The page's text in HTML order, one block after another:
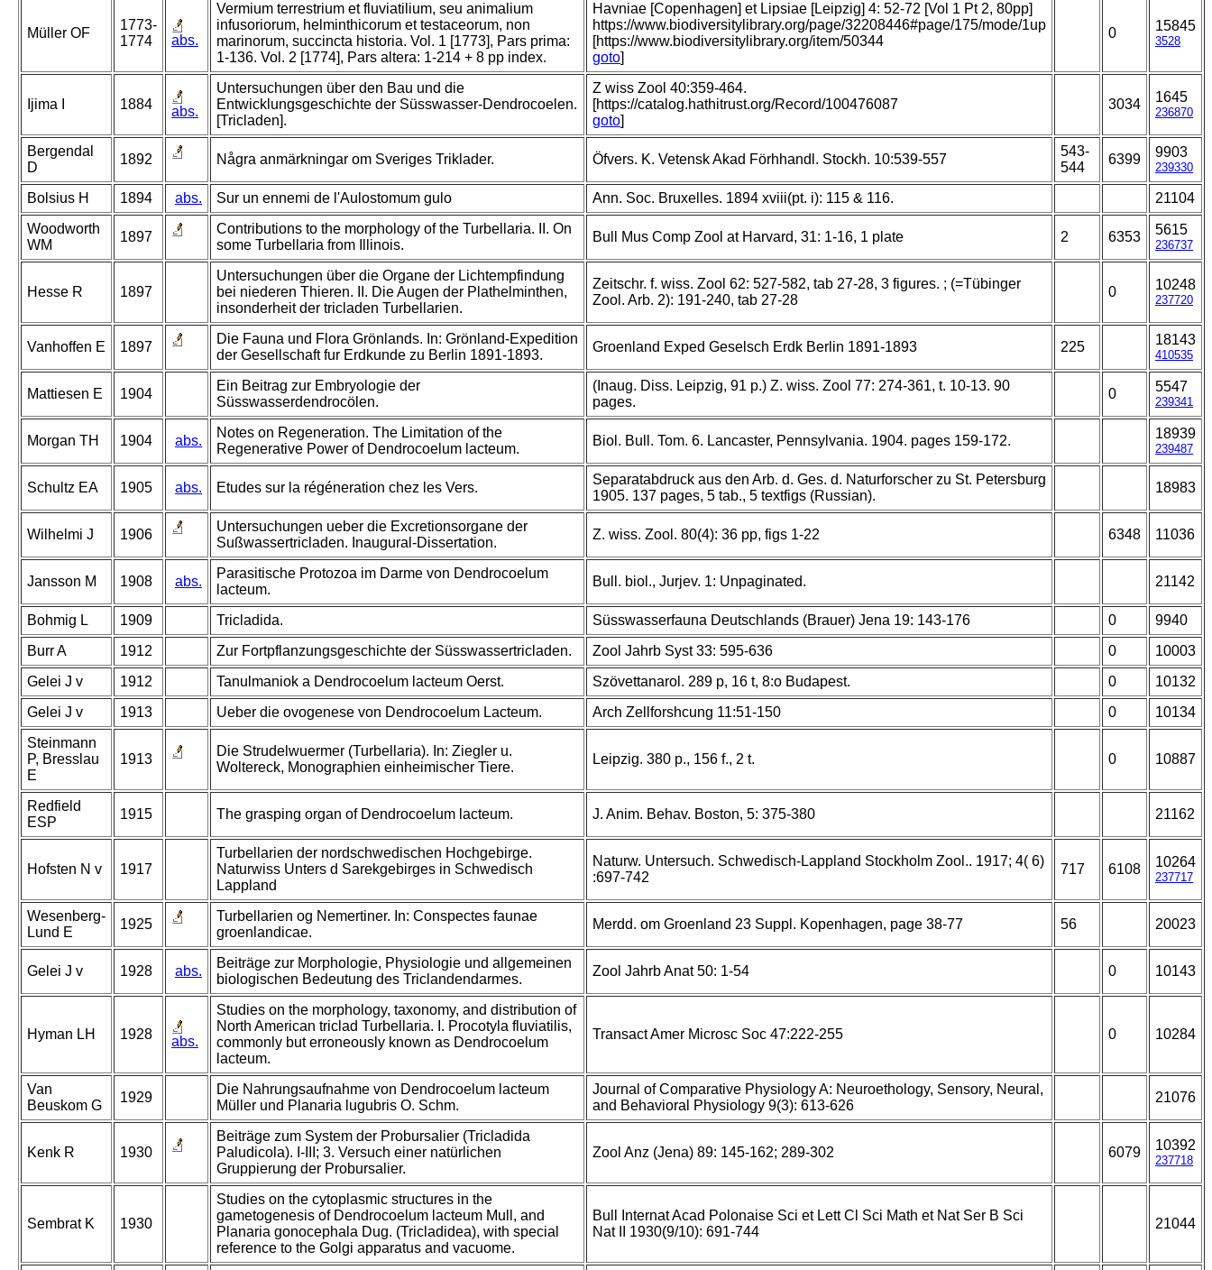
Müller OF
1773-
1774
abs.
Vermium terrestrium et fluviatilium, seu animalium
infusoriorum, helminthicorum et testaceorum, non
marinorum, succincta historia. Vol. 1 [1773], Pars prima:
1-136. Vol. 2 [1774], Pars altera: 1-214 + 8 pp index.
Havniae [Copenhagen] et Lipsiae [Leipzig] 4: 52-72 [Vol 1 Pt 2, 80pp]
https://www.biodiversitylibrary.org/page/32208446#page/175/mode/1up
[https://www.biodiversitylibrary.org/item/50344
goto]
0 15845
3528
Ijima I 1884 abs.
Untersuchungen über den Bau und die
Entwicklungsgeschichte der Süsswasser-Dendrocoelen.
[Tricladen].
Z wiss Zool 40:359-464.
[https://catalog.hathitrust.org/Record/100476087
goto]
3034 1645
236870
Bergendal
D
1892 Några anmärkningar om Sveriges Triklader. Öfvers. K. Vetensk Akad Förhhandl. Stockh. 10:539-557
543-
544
6399 9903
239330
Bolsius H 1894 abs. Sur un ennemi de l'Aulostomum gulo Ann. Soc. Bruxelles. 1894 xviii(pt. i): 115 & 116.
21104
Woodworth
WM
1897
Contributions to the morphology of the Turbellaria. II. On
some Turbellaria from Illinois.
Bull Mus Comp Zool at Harvard, 31: 1-16, 1 plate 2 6353 5615
236737
Hesse R 1897
Untersuchungen über die Organe der Lichtempfindung
bei niederen Thieren. II. Die Augen der Plathelminthen,
insonderheit der tricladen Turbellarien.
Zeitschr. f. wiss. Zool 62: 527-582, tab 27-28, 3 figures. ; (=Tübinger
Zool. Arb. 2): 191-240, tab 27-28
0 10248
237720
Vanhoffen E 1897
Die Fauna und Flora Grönlands. In: Grönland-Expedition
der Gesellschaft fur Erdkunde zu Berlin 1891-1893.
Groenland Exped Geselsch Erdk Berlin 1891-1893 225 18143
410535
Mattiesen E 1904
Ein Beitrag zur Embryologie der
Süsswasserdendrocölen.
(Inaug. Diss. Leipzig, 91 p.) Z. wiss. Zool 77: 274-361, t. 10-13. 90
pages.
0 5547
239341
Morgan TH 1904 abs.
Notes on Regeneration. The Limitation of the
Regenerative Power of Dendrocoelum lacteum.
Biol. Bull. Tom. 6. Lancaster, Pennsylvania. 1904. pages 159-172. 18939
239487
Schultz EA 1905 abs. Etudes sur la régéneration chez les Vers.
Separatabdruck aus den Arb. d. Ges. d. Naturforscher zu St. Petersburg
1905. 137 pages, 5 tab., 5 textfigs (Russian).
18983
Wilhelmi J 1906
Untersuchungen ueber die Excretionsorgane der
Sußwassertricladen. Inaugural-Dissertation.
Z. wiss. Zool. 80(4): 36 pp, figs 1-22 6348 11036
Jansson M 1908 abs.
Parasitische Protozoa im Darme von Dendrocoelum
lacteum.
Bull. biol., Jurjev. 1: Unpaginated. 21142
Bohmig L 1909 Tricladida. Süsswasserfauna Deutschlands (Brauer) Jena 19: 143-176 0
9940
Burr A
1912 Zur Fortpflanzungsgeschichte der Süsswassertricladen. Zool Jahrb Syst 33: 595-636 0
10003
Gelei J v
1912 Tanulmaniok a Dendrocoelum lacteum Oerst. Szövettanarol. 289 p, 16 t, 8:o Budapest. 0
10132
Gelei J v
1913 Ueber die ovogenese von Dendrocoelum Lacteum. Arch Zellforshcung 11:51-150 0
10134
Steinmann
P, Bresslau
E
1913
Die Strudelwuermer (Turbellaria). In: Ziegler u.
Woltereck, Monographien einheimischer Tiere.
Leipzig. 380 p., 156 f., 2 t. 0 10887
Redfield
ESP
1915 The grasping organ of Dendrocoelum lacteum. J. Anim. Behav. Boston, 5: 375-380 21162
Hofsten N v 1917
Turbellarien der nordschwedischen Hochgebirge.
Naturwiss Unters d Sarekgebirges in Schwedisch
Lappland
Naturw. Untersuch. Schwedisch-Lappland Stockholm Zool.. 1917; 4( 6)
:697-742
717 6108 10264
237717
Wesenberg-
Lund E
1925
Turbellarien og Nemertiner. In: Conspectes faunae
groenlandicae.
Merdd. om Groenland 23 Suppl. Kopenhagen, page 38-77 56 20023
Gelei J v 1928 abs.
Beiträge zur Morphologie, Physiologie und allgemeinen
biologischen Bedeutung des Triclandendarmes.
Zool Jahrb Anat 50: 1-54 0 10143
Hyman LH 1928 abs.
Studies on the morphology, taxonomy, and distribution of
North American triclad Turbellaria. I. Procotyla fluviatilis,
commonly but erroneously known as Dendrocoelum
lacteum.
Transact Amer Microsc Soc 47:222-255 0 10284
Van
Beuskom G
1929
Die Nahrungsaufnahme von Dendrocoelum lacteum
Müller und Planaria lugubris O. Schm.
Journal of Comparative Physiology A: Neuroethology, Sensory, Neural,
and Behavioral Physiology 9(3): 613-626
21076
Kenk R 1930
Beiträge zum System der Probursalier (Tricladida
Paludicola). I-III; 3. Versuch einer natürlichen
Gruppierung der Probursalier.
Zool Anz (Jena) 89: 145-162; 289-302 6079 10392
237718
Sembrat K 1930
Studies on the cytoplasmic structures in the
gametogenesis of Dendrocoelum lacteum Mull, and
Planaria gonocephala Dug. (Tricladidea), with special
reference to the Golgi apparatus and vacuome.
Bull Internat Acad Polonaise Sci et Lett Cl Sci Math et Nat Ser B Sci
Nat II 1930(9/10): 691-744
21044